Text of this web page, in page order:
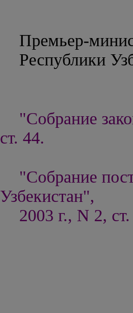
Премьер-
"Собрание
ст. 44.
"Собрание
Узбекистан",
2003 г., N 2,